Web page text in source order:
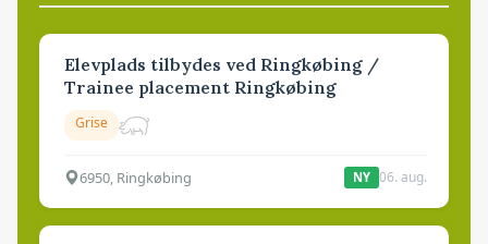
Elevplads tilbydes ved Ringkøbing /
Trainee placement Ringkøbing
Grise
6950, Ringkøbing NY 06. aug.